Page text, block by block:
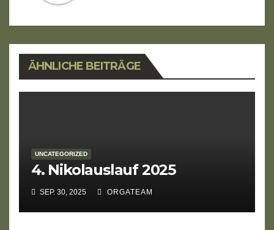
ÄHNLICHE BEITRÄGE
UNCATEGORIZED
4. Nikolauslauf 2025
SEP. 30, 2025 ORGATEAM